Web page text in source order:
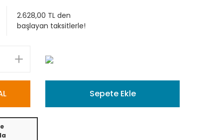
2.628,00 TL den
başlayan taksitlerle!
Sepete Ekle